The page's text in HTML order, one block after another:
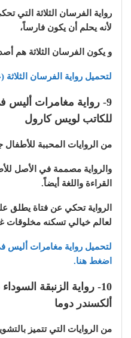
رواية الفرسان الثلاثة التي
لأنه يحلم أن يكون فارساً،
و يكون الفرسان الثلاثة هم
لتحميل رواية الفرسان
9- رواية مغامرات أليس
للكاتب لويس كارول
من الروايات المحببة للأطفال
والرواية مصممة في الأصل
القراءة واللغة أيضاً.
الرواية تحكي عن فتاة
لعالم خيالي تسكنه مخلوقات
لتحميل رواية مغامرات أليس
اضغط هنا.
10- رواية الزنبقة
ألكسندر دوما
من الروايات التي تتميز